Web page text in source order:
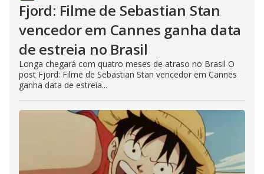
Fjord: Filme de Sebastian Stan
vencedor em Cannes ganha data
de estreia no Brasil
Longa chegará com quatro meses de atraso no Brasil O
post Fjord: Filme de Sebastian Stan vencedor em Cannes
ganha data de estreia...